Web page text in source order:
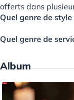
offerts dans
Quel genre de
Quel genre de
Album